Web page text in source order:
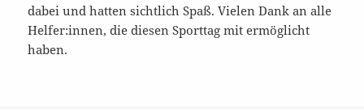
dabei und hatten sichtlich Spaß. Vielen Dank an alle
Helfer:innen, die diesen Sporttag mit ermöglicht
haben.